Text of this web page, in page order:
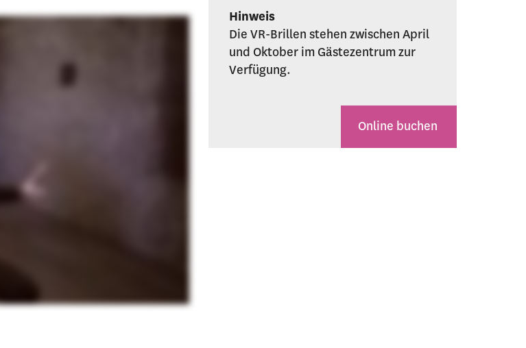
Hinweis
Die VR-Brillen stehen zwischen April
und Oktober im Gästezentrum zur
Verfügung.
Online buchen